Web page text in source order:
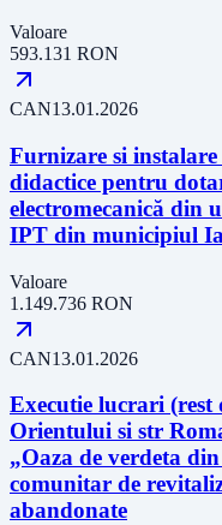
Valoare
593.131 RON
CAN13.01.2026
Furnizare si
didactice pentru
electromecanică din
IPT din municipiul
Valoare
1.149.736 RON
CAN13.01.2026
Executie lucrari (rest
Orientului si str
„Oaza de verdeta
comunitar de
abandonate